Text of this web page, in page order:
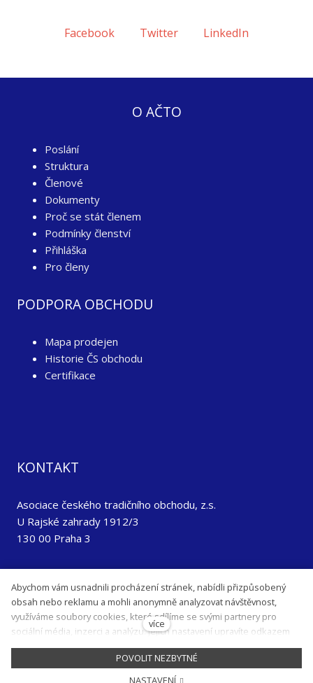
Facebook Twitter LinkedIn
O AČTO
Poslání
Struktura
Členové
Dokumenty
Proč se stát členem
Podmínky členství
Přihláška
Pro členy
PODPORA OBCHODU
Mapa prodejen
Historie ČS obchodu
Certifikace
KONTAKT
Asociace českého tradičního obchodu, z.s.
U Rajské zahrady 1912/3
130 00 Praha 3
+420 725 141 650
acto@acto.cz
www.acto.cz
Design by
Abychom vám usnadnili procházení stránek, nabídli přizpůsobený
obsah nebo reklamu a mohli anonymně analyzovat návštěvnost,
využíváme soubory cookies, které sdílíme se svými partnery pro
sociální média, inzerci a analýzu. Jejich nastavení upravíte odkazem
"Nastavení cookies" a kdykoliv jej můžete změnit v patičce webu.
Podrobnější informace najdete v našich Zásadách ochrany osobních
údajů a používání souborů cookies. Souhlasíte s používáním cookies?
více
POVOLIT NEZBYTNÉ
NASTAVENÍ